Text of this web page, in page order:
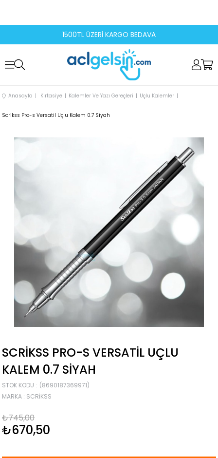
1500TL ÜZERİ KARGO BEDAVA
Anasayfa Kırtasiye Kalemler Ve Yazı Gereçleri Uçlu Kalemler
Scrikss Pro-s Versatil Uçlu Kalem 0.7 Siyah
SCRIKSS PRO-S VERSATIL UÇLU
KALEM 0.7 SIYAH
STOK KODU
(8690187369971)
MARKA : SCRIKSS
₺745,00
₺670,50